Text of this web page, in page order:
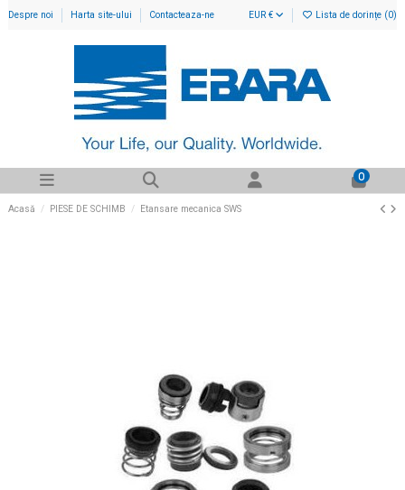
Despre noi Harta site-ului Contacteaza-ne EUR € Lista de dorințe (0)
0
Acasă PIESE DE SCHIMB Etansare mecanica SWS